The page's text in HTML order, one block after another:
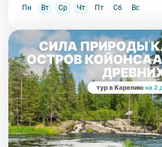
Пн Вт Ср Чт Пт Сб Вс